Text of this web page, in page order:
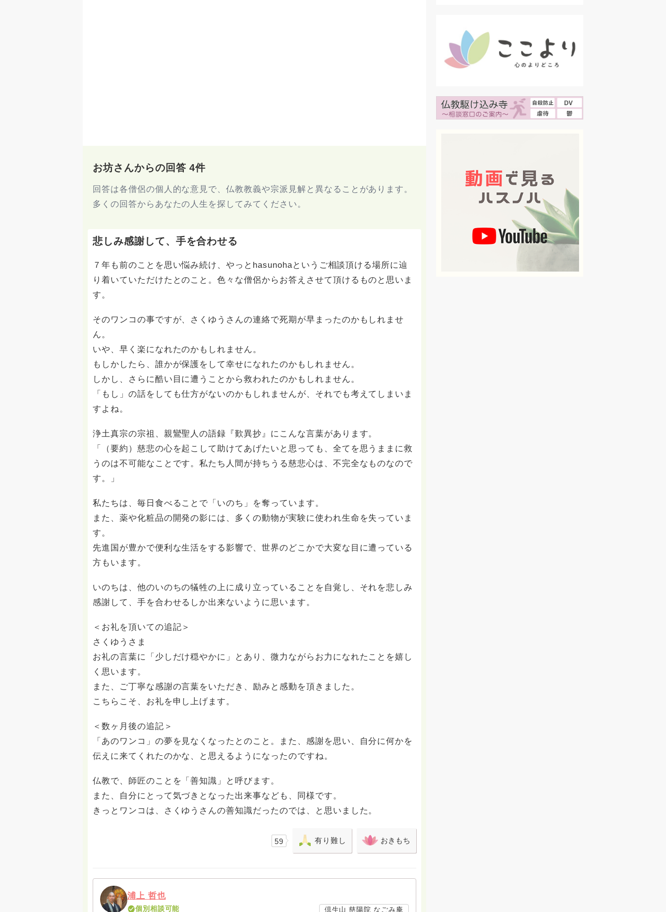
お坊さんからの回答 4件
回答は各僧侶の個人的な意見で、仏教教義や宗派見解と異なることがあります。
多くの回答からあなたの人生を探してみてください。
悲しみ感謝して、手を合わせる
７年も前のことを思い悩み続け、やっとhasunohaというご相談頂ける場所に辿
り着いていただけたとのこと。色々な僧侶からお答えさせて頂けるものと思いま
す。
そのワンコの事ですが、さくゆうさんの連絡で死期が早まったのかもしれませ
ん。
いや、早く楽になれたのかもしれません。
もしかしたら、誰かが保護をして幸せになれたのかもしれません。
しかし、さらに酷い目に遭うことから救われたのかもしれません。
「もし」の話をしても仕方がないのかもしれませんが、それでも考えてしまいま
すよね。
浄土真宗の宗祖、親鸞聖人の語録『歎異抄』にこんな言葉があります。
「（要約）慈悲の心を起こして助けてあげたいと思っても、全てを思うままに救
うのは不可能なことです。私たち人間が持ちうる慈悲心は、不完全なものなので
す。」
私たちは、毎日食べることで「いのち」を奪っています。
また、薬や化粧品の開発の影には、多くの動物が実験に使われ生命を失っていま
す。
先進国が豊かで便利な生活をする影響で、世界のどこかで大変な目に遭っている
方もいます。
いのちは、他のいのちの犠牲の上に成り立っていることを自覚し、それを悲しみ
感謝して、手を合わせるしか出来ないように思います。
＜お礼を頂いての追記＞
さくゆうさま
お礼の言葉に「少しだけ穏やかに」とあり、微力ながらお力になれたことを嬉し
く思います。
また、ご丁寧な感謝の言葉をいただき、励みと感動を頂きました。
こちらこそ、お礼を申し上げます。
＜数ヶ月後の追記＞
「あのワンコ」の夢を見なくなったとのこと。また、感謝を思い、自分に何かを
伝えに来てくれたのかな、と思えるようになったのですね。
仏教で、師匠のことを「善知識」と呼びます。
また、自分にとって気づきとなった出来事なども、同様です。
きっとワンコは、さくゆうさんの善知識だったのでは、と思いました。
59 有り難し おきもち
浦上 哲也
個別相談可能 倶生山 慈陽院 なごみ庵